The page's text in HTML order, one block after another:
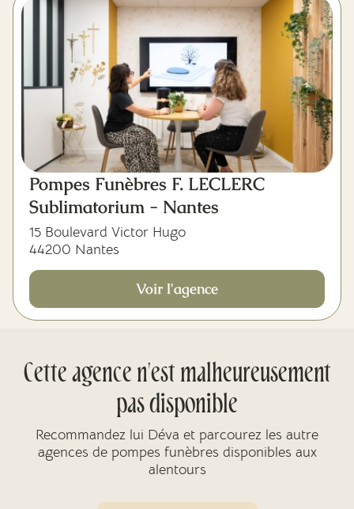
Pompes Funèbres F. LECLERC
Sublimatorium - Nantes
15 Boulevard Victor Hugo
44200 Nantes
Voir l'agence
Cette agence n'est malheureusement
pas disponible
Recommandez lui Déva et parcourez les autre
agences de pompes funèbres disponibles aux
alentours